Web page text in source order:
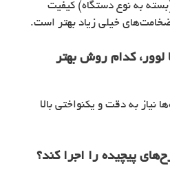
میلی‌متر (بسته به نوع دستگاه) کیفیت
لوور، کدام روش بهتر
نیاز به دقت و یکنواختی بالا